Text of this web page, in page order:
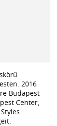
2016
Budapest
Center,